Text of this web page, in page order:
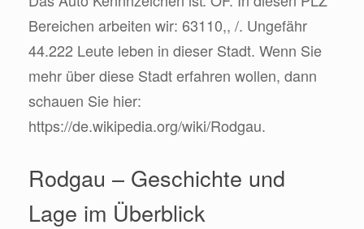
Bereichen arbeiten wir: 63110,, /. Ungefähr
44.222 Leute leben in dieser Stadt. Wenn Sie
mehr über diese Stadt erfahren wollen, dann
schauen Sie hier:
https://de.wikipedia.org/wiki/Rodgau.
Rodgau – Geschichte und
Lage im Überblick